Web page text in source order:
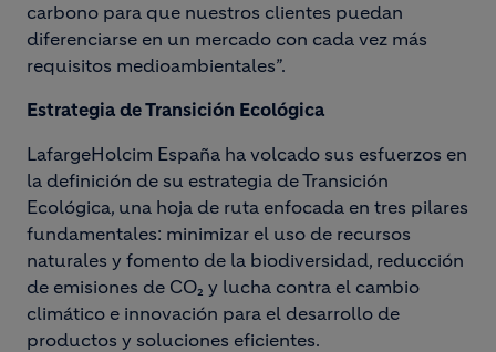
carbono para que nuestros clientes puedan
diferenciarse en un mercado con cada vez más
requisitos medioambientales”.
Estrategia de Transición Ecológica
LafargeHolcim España ha volcado sus esfuerzos en
la definición de su estrategia de Transición
Ecológica, una hoja de ruta enfocada en tres pilares
fundamentales: minimizar el uso de recursos
naturales y fomento de la biodiversidad, reducción
de emisiones de CO₂ y lucha contra el cambio
climático e innovación para el desarrollo de
productos y soluciones eficientes.